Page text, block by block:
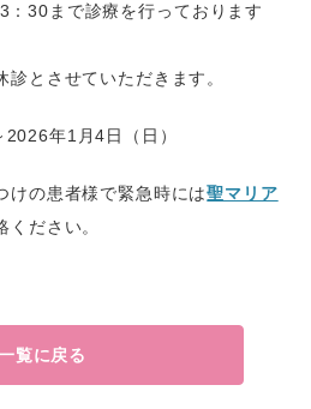
30まで診療を行っております
とさせていただきます。
年1月4日（日）
けの患者様で緊急時には聖マリア
ください。
覧に戻る